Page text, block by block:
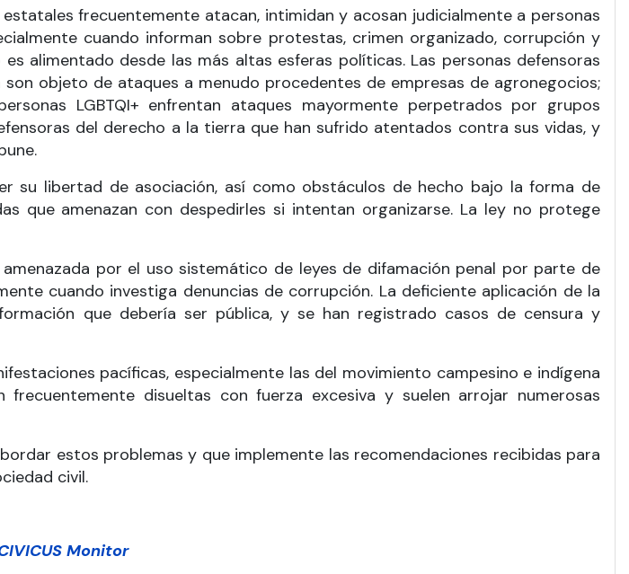
frecuentemente atacan, intimidan y acosan judicialmente a personas
cuando informan sobre protestas, crimen organizado, corrupción y
alimentado desde las más altas esferas políticas. Las personas defensoras
objeto de ataques a menudo procedentes de empresas de agronegocios;
LGBTQI+ enfrentan ataques mayormente perpetrados por grupos
del derecho a la tierra que han sufrido atentados contra sus vidas, y
su libertad de asociación, así como obstáculos de hecho bajo la forma de
que amenazan con despedirles si intentan organizarse. La ley no protege
por el uso sistemático de leyes de difamación penal por parte de
cuando investiga denuncias de corrupción. La deficiente aplicación de la
que debería ser pública, y se han registrado casos de censura y
pacíficas, especialmente las del movimiento campesino e indígena
disueltas con fuerza excesiva y suelen arrojar numerosas
estos problemas y que implemente las recomendaciones recibidas para
civil.
Monitor